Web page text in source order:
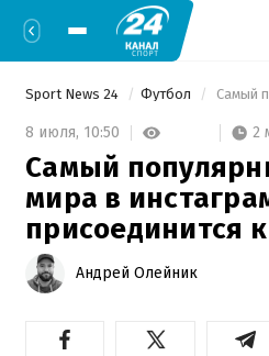
Sport News 24 Футбол
8 июля, 10:50 2
Самый
мира в
присоединится
Андрей Олейник